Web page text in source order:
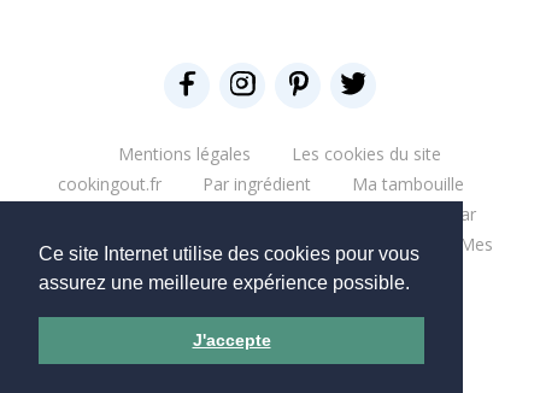
Ce site Internet utilise des cookies pour vous
assurez une meilleure expérience possible.
J'accepte
Mentions légales
Les cookies du site
cookingout.fr
Par ingrédient
Ma tambouille
Par
ingrédient
Mes aventures
Mes
escapades
Que du blabla
Mes bouquins